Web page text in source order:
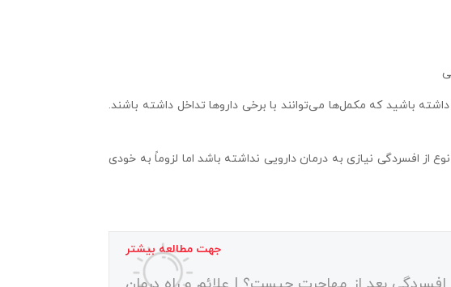
باشید که مکمل‌ها می‌توانند با برخی داروها تداخل داشته باشند.
افسردگی نیازی به درمان دارویی نداشته باشد اما لزوماً به خودی
جهت مطالعه بیشتر